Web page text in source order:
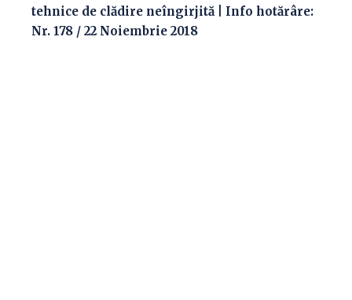
tehnice de clădire neîngirjită | Info hotărâre:
Nr. 178 / 22 Noiembrie 2018